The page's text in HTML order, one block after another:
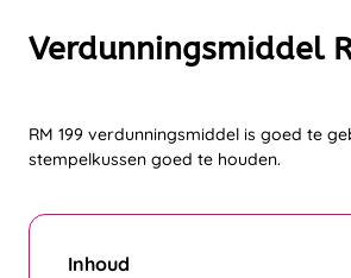
Verdunningsmiddel
RM 199 verdunningsmiddel is goed te
stempelkussen goed te houden.
Inhoud